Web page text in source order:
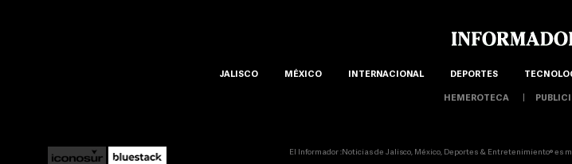
JALISCO MÉXICO INTERNACIONAL DEPORTES
HEMEROTECA
El Informador ::Noticias de Jalisco, México, Deportes & Entretenimiento® es